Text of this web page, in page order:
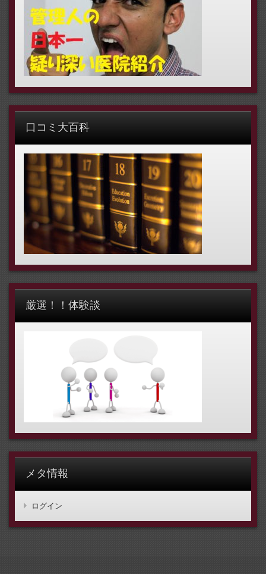
口コミ大百科
厳選！！体験談
メタ情報
ログイン